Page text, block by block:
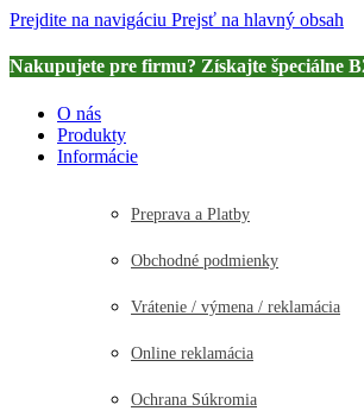
Prejdite na navigáciu Prejsť na hlavný obsah
Nakupujete pre firmu? Získajte špeciálne
O nás
Produkty
Informácie
Preprava a Platby
Obchodné podmienky
Vrátenie / výmena / reklamácia
Online reklamácia
Ochrana Súkromia